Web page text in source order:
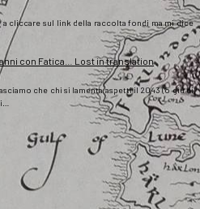
a cliccare sul link della raccolta fondi ma mi dice
con Fatica… Lost in translation
che chi si lamenta aspetti il 2043 (o giù di